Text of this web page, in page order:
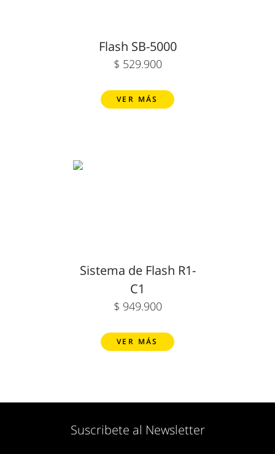
Flash SB-5000
$ 529.900
VER MÁS
Sistema de Flash R1-
C1
$ 949.900
VER MÁS
Suscribete al Newsletter